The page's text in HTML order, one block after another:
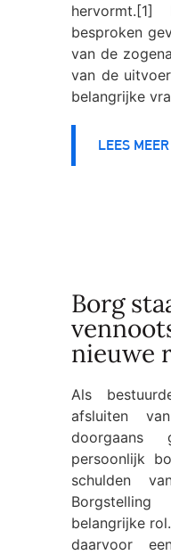
besproken
van de
van de
belangrijke
LEES MEER
Borg
nieuwe
Als
afsluiten
doorgaans
persoonlijk
schulden
belangrijke
daarvoor